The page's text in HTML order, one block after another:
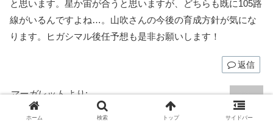
と思います。星か宙が合うと思いますが、どちらも既に105路
線がいるんですよね…。山吹さんの今後の育成方針が気にな
ります。ヒガシマル後任予想も是非お願いします！
返信
マーガレット より:
2022年9月30日 18:38
ホーム 検索 トップ サイドバー